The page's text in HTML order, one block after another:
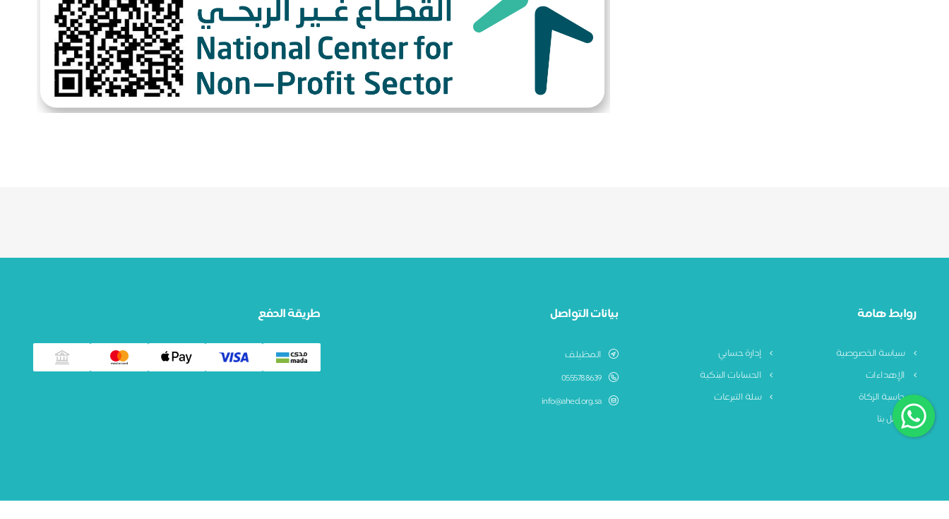
روابط هامة
سياسة الخصوصية
إدارة حسابي
الإهداءات
الحسابات البنكية
حاسبة الزكاة
سلة التبرعات
اتصل بنا
بيانات التواصل
المظيلف
0555788639
info@ahed.org.sa
طريقة الدفع